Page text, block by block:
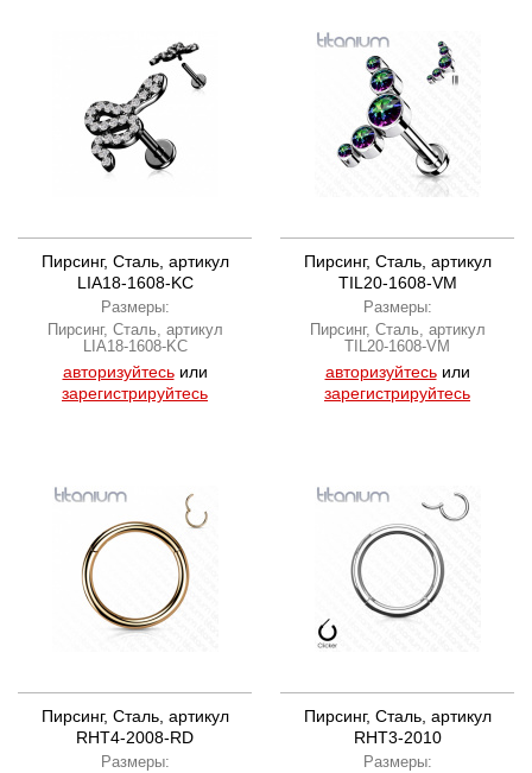
Пирсинг, Сталь, артикул
LIA18-1608-KC
Размеры:
Пирсинг, Сталь, артикул
LIA18-1608-KC
авторизуйтесьили
зарегистрируйтесь
Пирсинг, Сталь, артикул
TIL20-1608-VM
Размеры:
Пирсинг, Сталь, артикул
TIL20-1608-VM
авторизуйтесьили
зарегистрируйтесь
Пирсинг, Сталь, артикул
RHT4-2008-RD
Размеры:
Пирсинг, Сталь, артикул
RHT3-2010
Размеры: